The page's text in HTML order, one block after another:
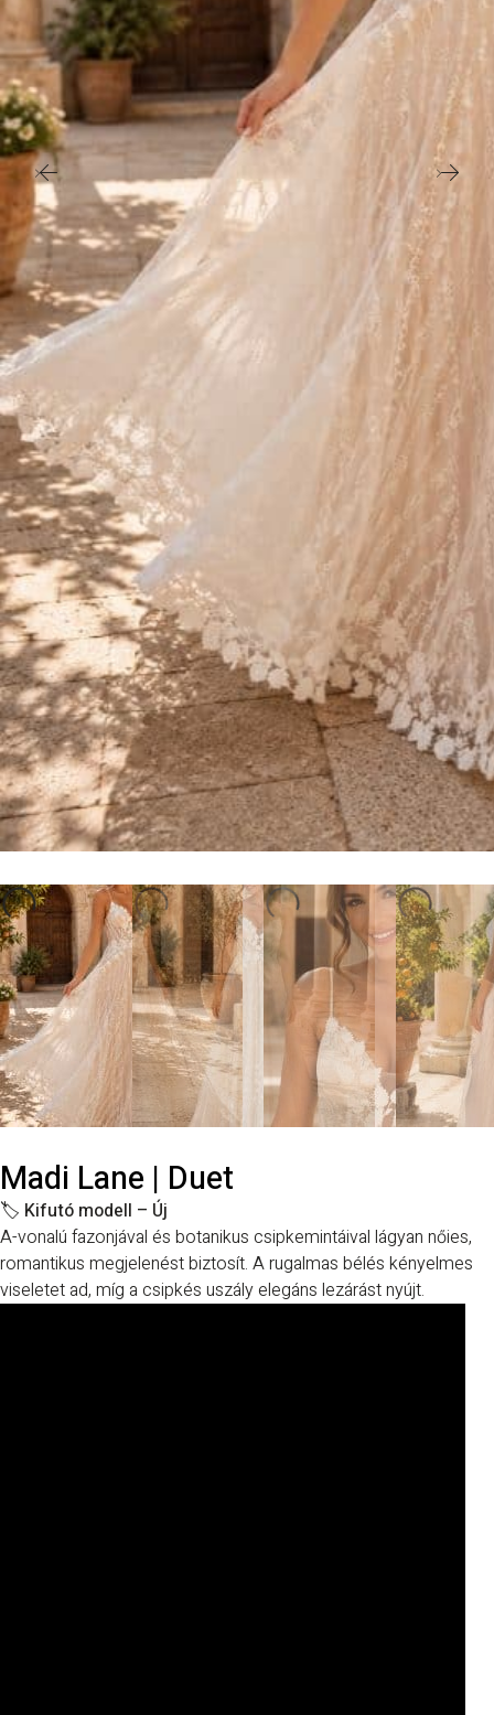
Madi Lane | Duet
🏷️ Kifutó modell – Új
A-vonalú fazonjával és botanikus csipkemintáival lágyan nőies,
romantikus megjelenést biztosít. A rugalmas bélés kényelmes
viseletet ad, míg a csipkés uszály elegáns lezárást nyújt.